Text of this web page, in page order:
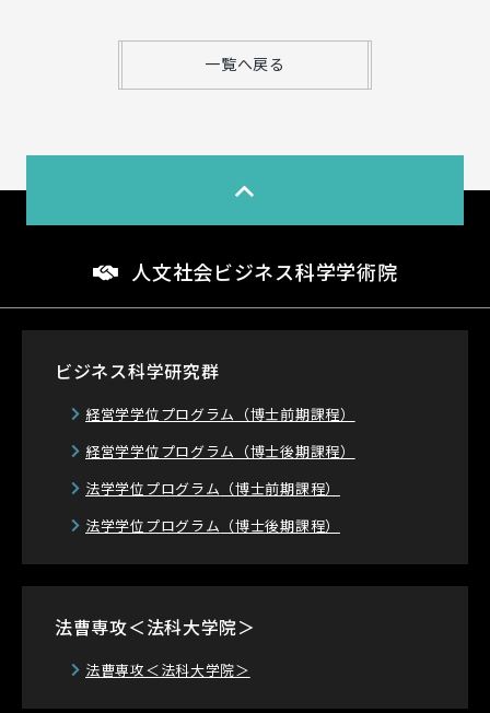
一覧へ戻る
人文社会ビジネス科学学術院
ビジネス科学研究群
経営学学位プログラム （博士前期課程）
経営学学位プログラム （博士後期課程）
法学学位プログラム （博士前期課程）
法学学位プログラム （博士後期課程）
法曹専攻＜法科大学院＞
法曹専攻＜法科大学院＞